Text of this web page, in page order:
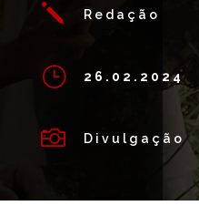
j Redação
} 26.02.2024
 Divulgação